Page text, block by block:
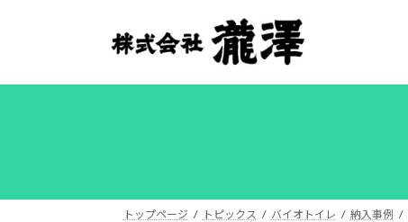
プ
動
トップページ トピックス バイオトイレ 納入事例